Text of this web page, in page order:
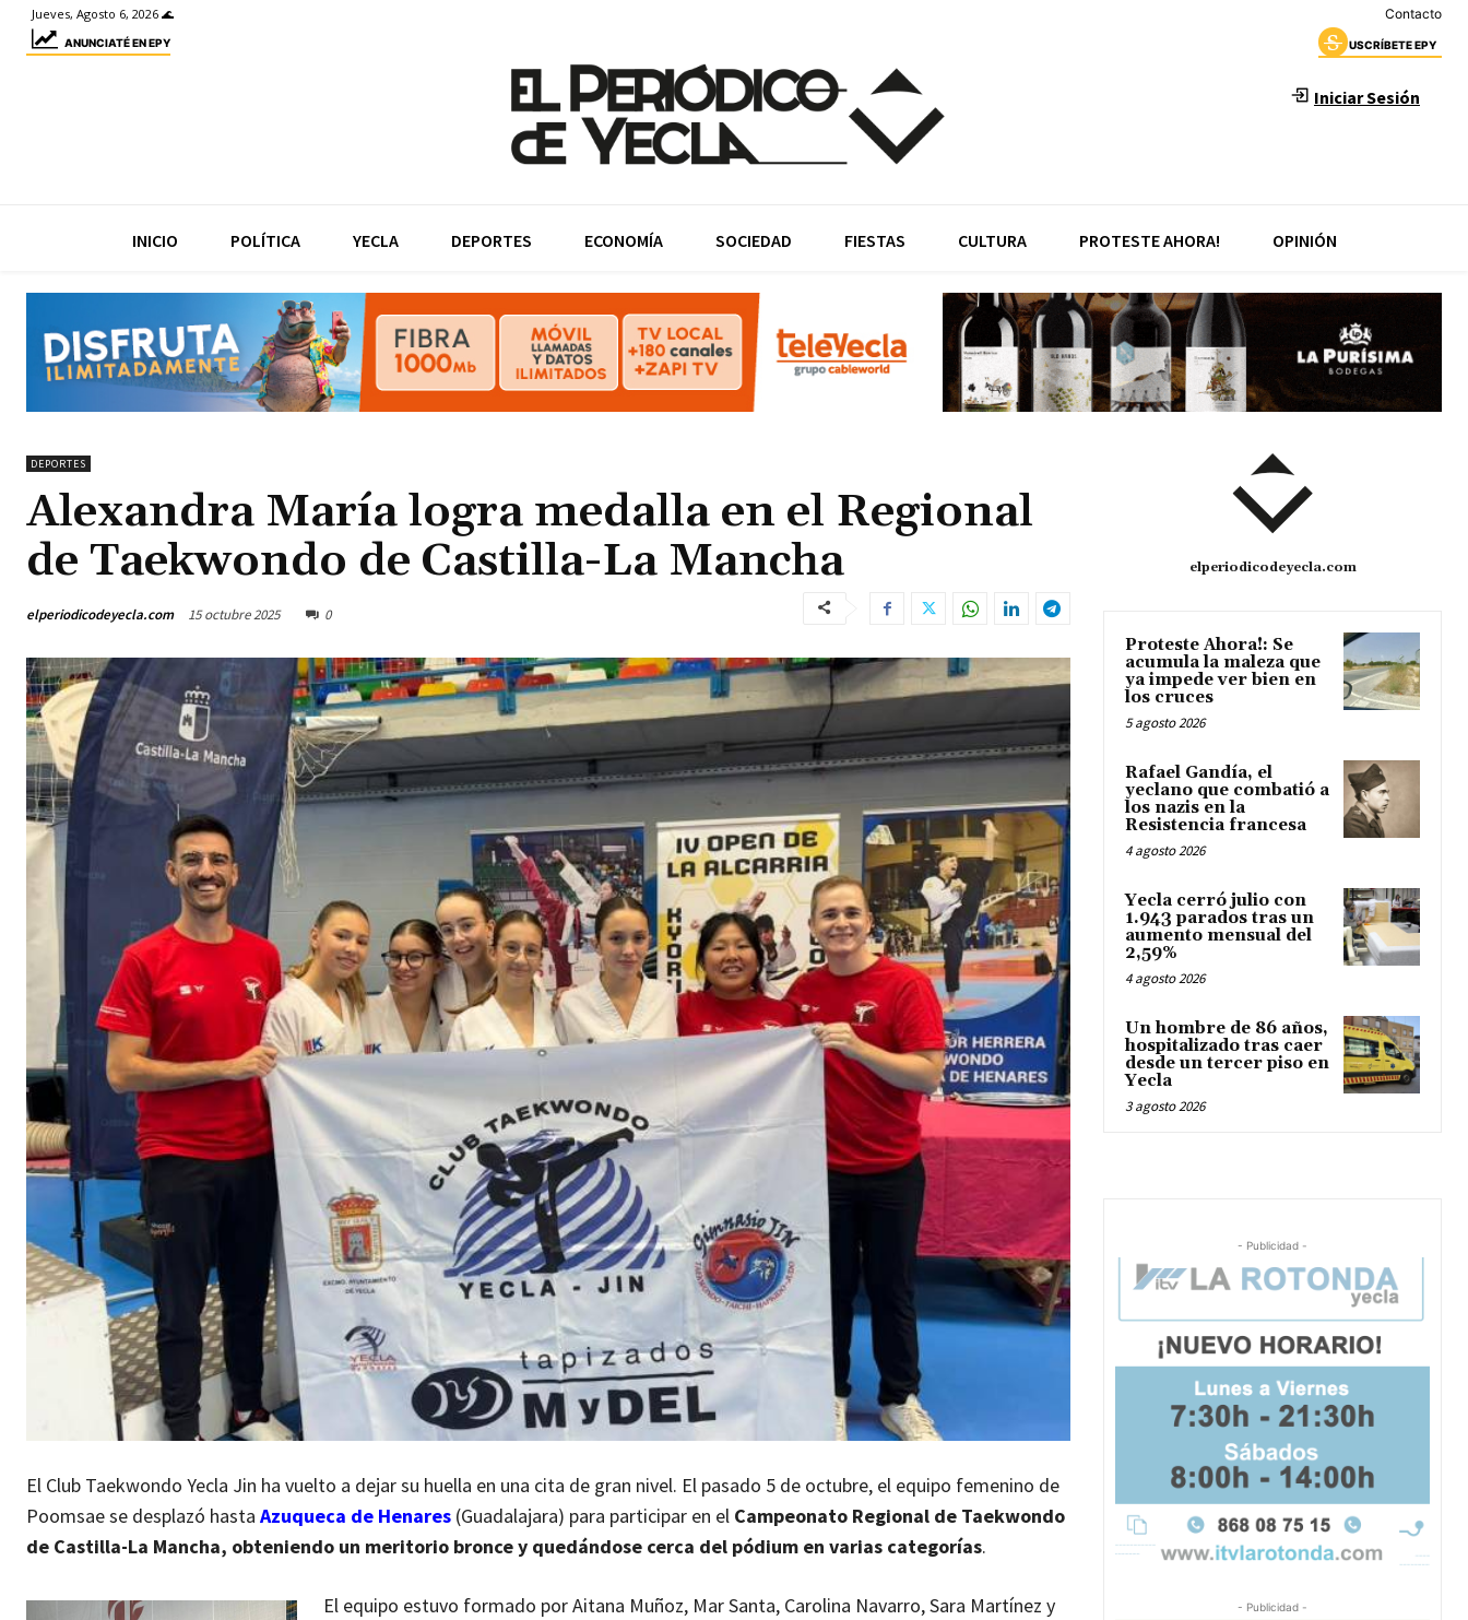
Jueves, Agosto 6, 2026 🌊 Contacto
ANUNCIATÉ EN EPY USCRÍBETE EPY
Iniciar Sesión
INICIO POLÍTICA YECLA DEPORTES ECONOMÍA SOCIEDAD FIESTAS CULTURA PROTESTE AHORA! OPINIÓN
DEPORTES
Alexandra María logra medalla en el Regional
de Taekwondo de Castilla-La Mancha
elperiodicodeyecla.com 15 octubre 2025 0
El Club Taekwondo Yecla Jin ha vuelto a dejar su huella en una cita de gran nivel. El pasado 5 de octubre, el equipo femenino de
Poomsae se desplazó hasta Azuqueca de Henares (Guadalajara) para participar en el Campeonato Regional de Taekwondo
de Castilla-La Mancha, obteniendo un meritorio bronce y quedándose cerca del pódium en varias categorías.
El equipo estuvo formado por Aitana Muñoz, Mar Santa, Carolina Navarro, Sara Martínez y
elperiodicodeyecla.com
Proteste Ahora!: Se
acumula la maleza que
ya impede ver bien en
los cruces
5 agosto 2026
Rafael Gandía, el
yeclano que combatió a
los nazis en la
Resistencia francesa
4 agosto 2026
Yecla cerró julio con
1.943 parados tras un
aumento mensual del
2,59%
4 agosto 2026
Un hombre de 86 años,
hospitalizado tras caer
desde un tercer piso en
Yecla
3 agosto 2026
- Publicidad -
- Publicidad -